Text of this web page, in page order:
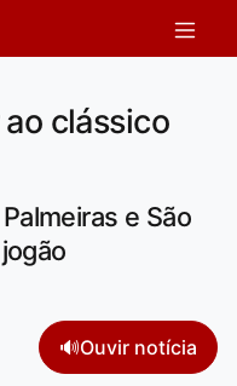
clássico
e São
🔊Ouvir notícia